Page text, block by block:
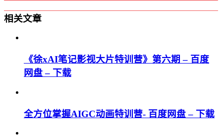
相关文章
《徐xAI笔记影视大片特训营》第六期 – 百度
网盘 – 下载
全方位掌握AIGC动画特训营- 百度网盘 – 下载